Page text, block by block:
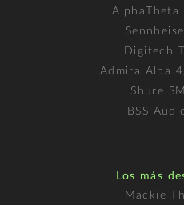
AlphaTheta
Digitech
Admira Alba
Shure
BSS
Los más
Mackie